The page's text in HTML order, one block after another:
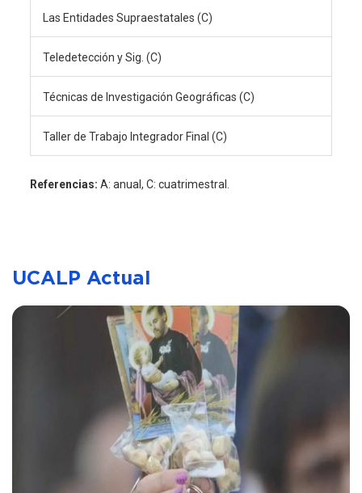
Las Entidades Supraestatales (C)
Teledetección y Sig. (C)
Técnicas de Investigación Geográficas (C)
Taller de Trabajo Integrador Final (C)
Referencias: A: anual, C: cuatrimestral.
UCALP Actual